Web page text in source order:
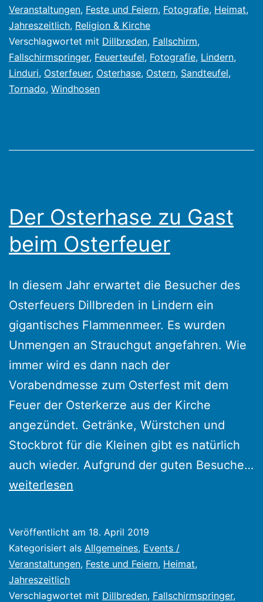
Veranstaltungen, Feste und Feiern, Fotografie, Heimat,
Jahreszeitlich, Religion & Kirche
Verschlagwortet mit Dillbreden, Fallschirm,
Fallschirmspringer, Feuerteufel, Fotografie, Lindern,
Linduri, Osterfeuer, Osterhase, Ostern, Sandteufel,
Tornado, Windhosen
Der Osterhase zu Gast
beim Osterfeuer
In diesem Jahr erwartet die Besucher des
Osterfeuers Dillbreden in Lindern ein
gigantisches Flammenmeer. Es wurden
Unmengen an Strauchgut angefahren. Wie
immer wird es dann nach der
Vorabendmesse zum Osterfest mit dem
Feuer der Osterkerze aus der Kirche
angezündet. Getränke, Würstchen und
Stockbrot für die Kleinen gibt es natürlich
auch wieder. Aufgrund der guten Besuche…
Der
Gast
beim
Osterfeuer
weiterlesen
Veröffentlicht am 18. April 2019
Kategorisiert als Allgemeines, Events /
Veranstaltungen, Feste und Feiern, Heimat,
Jahreszeitlich
Verschlagwortet mit Dillbreden, Fallschirmspringer,